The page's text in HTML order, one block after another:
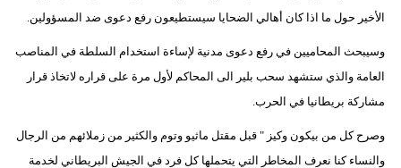
الأخير حول ما اذا كان أهالي الضحايا سيستطيعون رفع دعوى ضد المسؤولين.
وسيبحث المحاميين في رفع دعوى مدنية لإساءة استخدام السلطة في المناصب
العامة والذي ستشهد سحب بلير الى المحاكم لأول مرة على قراره لاتخاذ قرار
مشاركة بريطانيا في الحرب.
وصرح كل من بيكون وكيز " قبل مقتل ماثيو وتوم والكثير من زملائهم من الرجال
والنساء كنا نعرف المخاطر التي يتحملها كل فرد في الجيش البريطاني لخدمة